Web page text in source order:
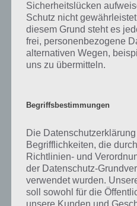
Was ist 94%? In der App 94%
einer Aussage die Antworten
am häufigsten genannt worden
Level freischalten.
Prozent, wovon die App ihren
erfolgreichsten Spiele Apps in
Auf WhatsApp teilen
Tweet auf Twitter
Sicherheitslücken
Schutz nicht
diesem Grund steht es
frei, personenbezogene
alternativen Wegen,
uns zu übermitteln.
Begriffsbestimmungen
Die
Begrifflichkeiten, die
Richtlinien- und
der Datenschutz-
verwendet wurden.
soll sowohl für die
unsere Kunden und